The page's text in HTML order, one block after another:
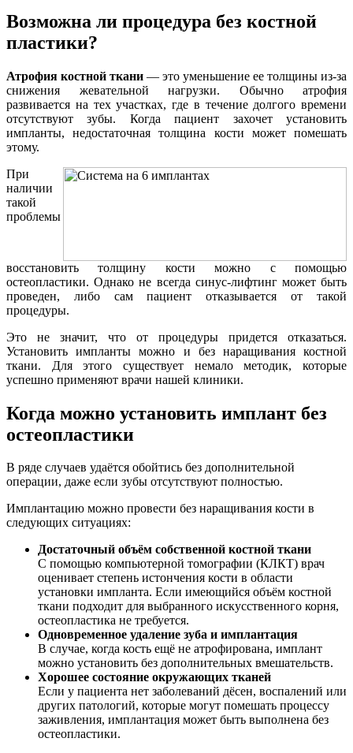
Возможна ли процедура без костной
пластики?
Атрофия костной ткани — это уменьшение ее толщины из-за
снижения жевательной нагрузки. Обычно атрофия
развивается на тех участках, где в течение долгого времени
отсутствуют зубы. Когда пациент захочет установить
импланты, недостаточная толщина кости может помешать
этому.
При
наличии
такой
проблемы
восстановить толщину кости можно с помощью
остеопластики. Однако не всегда синус-лифтинг может быть
проведен, либо сам пациент отказывается от такой
процедуры.
Это не значит, что от процедуры придется отказаться.
Установить импланты можно и без наращивания костной
ткани. Для этого существует немало методик, которые
успешно применяют врачи нашей клиники.
Когда можно установить имплант без
остеопластики
В ряде случаев удаётся обойтись без дополнительной
операции, даже если зубы отсутствуют полностью.
Имплантацию можно провести без наращивания кости в
следующих ситуациях:
Достаточный объём собственной костной ткани
С помощью компьютерной томографии (КЛКТ) врач
оценивает степень истончения кости в области
установки импланта. Если имеющийся объём костной
ткани подходит для выбранного искусственного корня,
остеопластика не требуется.
Одновременное удаление зуба и имплантация
В случае, когда кость ещё не атрофирована, имплант
можно установить без дополнительных вмешательств.
Хорошее состояние окружающих тканей
Если у пациента нет заболеваний дёсен, воспалений или
других патологий, которые могут помешать процессу
заживления, имплантация может быть выполнена без
остеопластики.